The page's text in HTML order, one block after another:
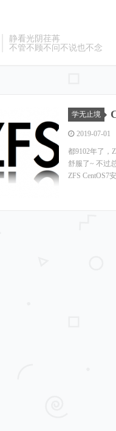
静看光阴荏苒
不管不顾不问不说也不念
学无止境
2019-07-01
都9102年了，
舒服了~ 不过
ZFS CentOS7